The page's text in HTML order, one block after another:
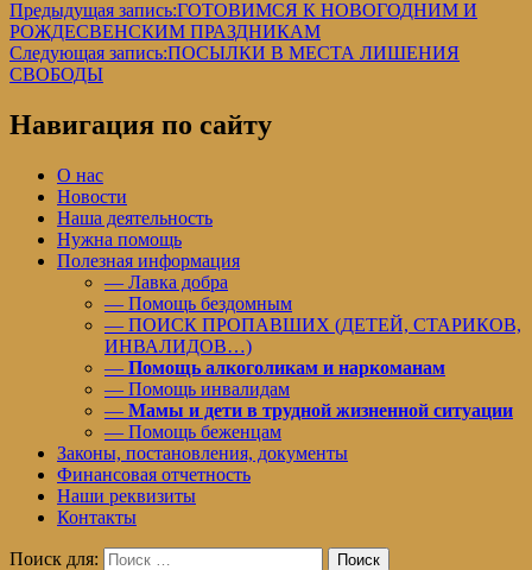
Предыдущая запись:ГОТОВИМСЯ К НОВОГОДНИМ И
РОЖДЕСВЕНСКИМ ПРАЗДНИКАМ
Следующая запись:ПОСЫЛКИ В МЕСТА ЛИШЕНИЯ
СВОБОДЫ
Навигация по сайту
О нас
Новости
Наша деятельность
Нужна помощь
Полезная информация
— Лавка добра
— Помощь бездомным
— ПОИСК ПРОПАВШИХ (ДЕТЕЙ, СТАРИКОВ,
ИНВАЛИДОВ…)
— Помощь алкоголикам и наркоманам
— Помощь инвалидам
— Мамы и дети в трудной жизненной ситуации
— Помощь беженцам
Законы, постановления, документы
Финансовая отчетность
Наши реквизиты
Контакты
Поиск для: Поиск